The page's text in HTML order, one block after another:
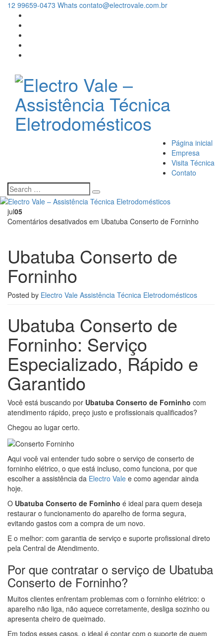
12 99659-0473 Whats contato@electrovale.com.br
Página inicial
Empresa
Visita Técnica
Contato
jul05
Comentários desativados em Ubatuba Conserto de Forninho
Ubatuba Conserto de
Forninho
Posted by Electro Vale Assistência Técnica Eletrodomésticos
Ubatuba Conserto de
Forninho: Serviço
Especializado, Rápido e
Garantido
Você está buscando por Ubatuba Conserto de Forninho com
atendimento rápido, preço justo e profissionais qualificados?
Chegou ao lugar certo.
Aqui você vai entender tudo sobre o serviço de conserto de
forninho elétrico, o que está incluso, como funciona, por que
escolher a assistência da Electro Vale e como agendar ainda
hoje.
O Ubatuba Conserto de Forninho é ideal para quem deseja
restaurar o funcionamento do aparelho de forma segura,
evitando gastos com a compra de um novo.
E o melhor: com garantia de serviço e suporte profissional direto
pela Central de Atendimento.
Por que contratar o serviço de Ubatuba
Conserto de Forninho?
Muitos clientes enfrentam problemas com o forninho elétrico: o
aparelho não liga, não aquece corretamente, desliga sozinho ou
apresenta cheiro de queimado.
Em todos esses casos, o ideal é contar com o suporte de quem